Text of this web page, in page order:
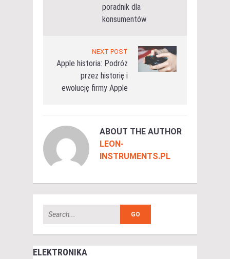
poradnik dla
konsumentów
NEXT POST
Apple historia: Podróż
przez historię i
ewolucję firmy Apple
ABOUT THE AUTHOR
LEON-
INSTRUMENTS.PL
ELEKTRONIKA